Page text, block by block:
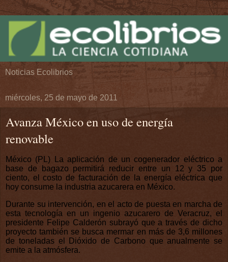
Noticias Ecolibrios
miércoles, 25 de mayo de 2011
Avanza México en uso de energía
renovable
México (PL) La aplicación de un cogenerador eléctrico a
base de bagazo permitirá reducir entre un 12 y 35 por
ciento, el costo de facturación de la energía eléctrica que
hoy consume la industria azucarera en México.
Durante su intervención, en el acto de puesta en marcha de
esta tecnología en un ingenio azucarero de Veracruz, el
presidente Felipe Calderón subrayó que a través de dicho
proyecto también se busca mermar en más de 3,6 millones
de toneladas el Dióxido de Carbono que anualmente se
emite a la atmósfera.